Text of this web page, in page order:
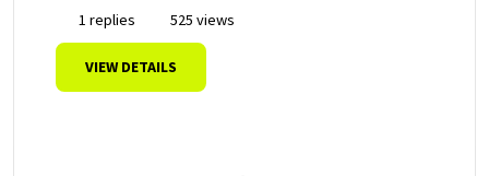
1 replies
525 views
VIEW DETAILS